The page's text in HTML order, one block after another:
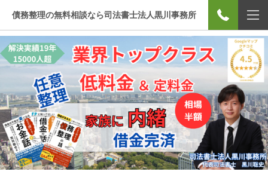
債務整理の無料相談なら司法書士法人黒川事務所